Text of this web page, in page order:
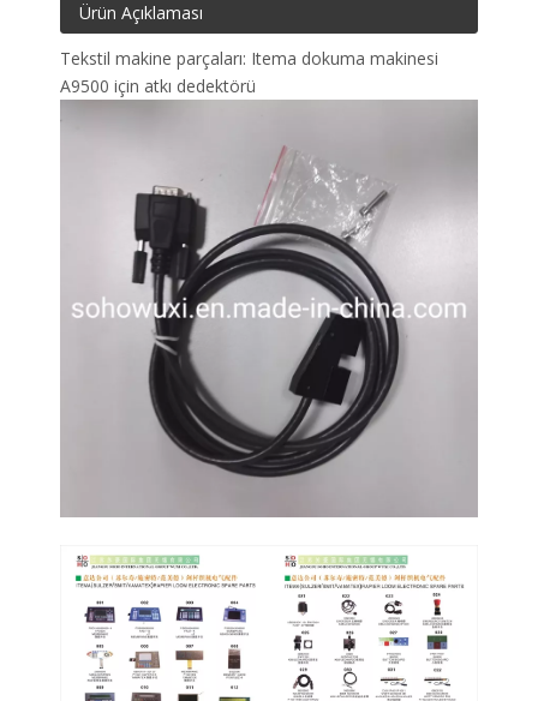
Ürün Açıklaması
Tekstil makine parçaları: Itema dokuma makinesi
A9500 için atkı dedektörü